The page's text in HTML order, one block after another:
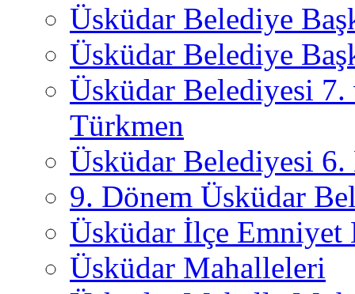
Üsküdar Belediye
Üsküdar Belediye
Üsküdar Belediyesi
Türkmen
Üsküdar Belediyesi 6.
9. Dönem Üsküdar
Üsküdar İlçe
Üsküdar Mahalleleri